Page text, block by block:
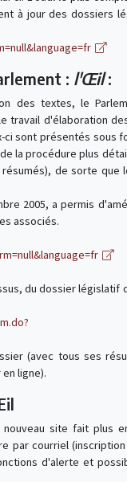
à jour des dossiers
: l'Œil:
des textes, le
travail d'élaboration
ci sont présentés sous
la procédure plus
de sorte que
2005, a permis
associés.
du dossier législatif
(avec tous ses
ligne).
site fait plus
par courriel
d'alerte et